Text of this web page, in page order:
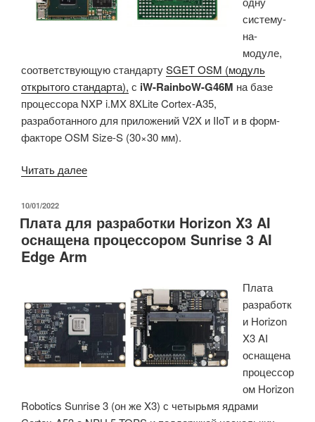
128
256
МБ
флэш-
памяти
NAND
4
памяти
eMMC.»
систему-
на-
модуле,
соответствующую стандартуSGET OSM (модуль
открытого стандарта), с iW-RainboW-G46M на базе
процессора NXP i.MX 8XLite Cortex-A35,
разработанного для приложений V2X и IIoT и в форм-
факторе OSM Size-S (30×30 мм).
Читать далее«Система-
LGA,
совместимая
S,
оснащена
процессором
NXP
i.MX
ОПУБЛИКОВАНО
10/01/2022
Плата для разработки Horizon X3 AI
оснащена процессором Sunrise 3 AI
Edge Arm
Плата
разработк
и Horizon
X3 AI
оснащена
процессор
ом Horizon
Robotics Sunrise 3 (он же X3) с четырьмя ядрами